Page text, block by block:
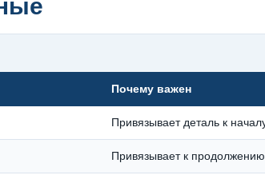
Почему важен
Привязывает деталь к
Привязывает к продолжению